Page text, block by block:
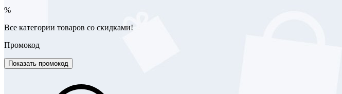
%
Все категории товаров со скидками!
Промокод
Показать промокод